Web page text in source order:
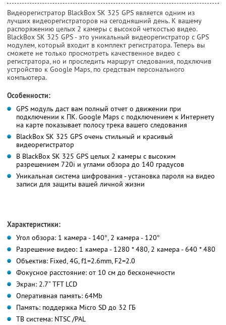
Видеорегистратор BlackBox SK 325 GPS является одним из
лучших видеорегистраторов на сегодняшний день. К вашему
распоряжению целых 2 камеры с высокой четкостью видео.
BlackBox SK 325 GPS - это уникальный видеорегистратор с GPS
модулем, который входит в комплект регистратора. Теперь вы
сможете не только просмотреть качественное видео с
регистратора, но и проследить маршрут следования, подключив
устройство к Google Maps, по средствам персонального
компьютера.
Особенности:
GPS модуль даст вам полный отчет о движении при
подключении к ПК. Google Maps с подключением к Интернету
на карте показывает полосу трека вашего следования
BlackBox SK 325 GPS очень стильный и красивый
видеорегистратор
В BlackBox SK 325 GPS целых 2 камеры с высоким
разрешением 720i и углами обзора до 140 градусов
Уникальная система шифрования - установка пароля на видео
записи для защиты вашей личной жизни
Характеристики:
Угол обзора: 1 камера - 140°, 2 камера - 120°
Разрешение видео: 1 камера - 1280 * 480, 2 камера - 640 * 480
Объектив: Fixed, 4G, f1=2.6mm, F2=2.0
Фокусное расстояние: от 10 см до бесконечности
Экран: 2.7” TFT LCD
Оперативная память: 64Mb
Память: поддержка Micro SD до 32 ГБ
ТВ система: NTSC /PAL